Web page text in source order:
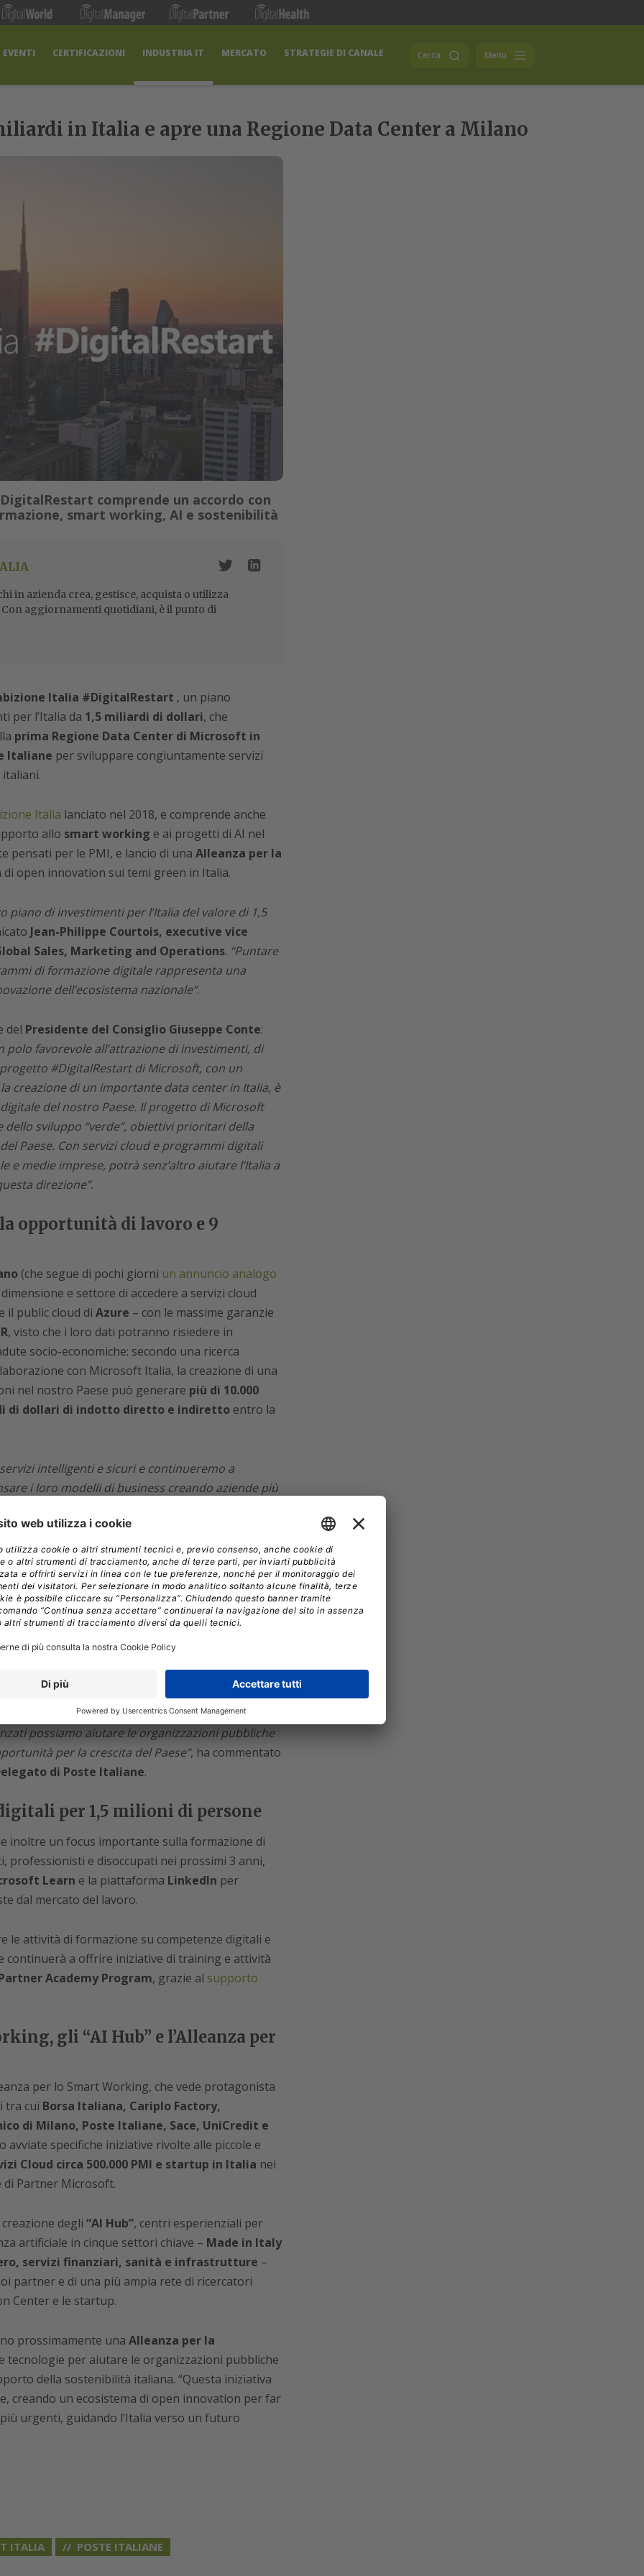
EVENTI CERTIFICAZIONI INDUSTRIA IT MERCATO STRATEGIE DI CANALE Cerca Menu
in Italia e apre una Regione Data Center a Milano
comprende un accordo con
smart working, AI e sostenibilità
in azienda crea, gestisce, acquista o utilizza
aggiornamenti quotidiani, è il punto di
Italia #DigitalRestart , un piano
per l’Italia da 1,5 miliardi di dollari, che
prima Regione Data Center di Microsoft in
Italiane per sviluppare congiuntamente servizi
Italia lanciato nel 2018, e comprende anche
allo smart working e ai progetti di AI nel
pensati per le PMI, e lancio di una Alleanza per la
di open innovation sui temi green in Italia.
piano di investimenti per l’Italia del valore di 1,5
Jean-Philippe Courtois, executive vice
Sales, Marketing and Operations. “Puntare
di formazione digitale rappresenta una
dell’ecosistema nazionale”.
del Presidente del Consiglio Giuseppe Conte:
polo favorevole all’attrazione di investimenti, di
#DigitalRestart di Microsoft, con un
creazione di un importante data center in Italia, è
del nostro Paese. Il progetto di Microsoft
dello sviluppo “verde”, obiettivi prioritari della
Paese. Con servizi cloud e programmi digitali
e medie imprese, potrà senz’altro aiutare l’Italia a
direzione”.
opportunità di lavoro e 9
(che segue di pochi giorni un annuncio analogo
e settore di accedere a servizi cloud
il public cloud di Azure – con le massime garanzie
, visto che i loro dati potranno risiedere in
socio-economiche: secondo una ricerca
con Microsoft Italia, la creazione di una
nel nostro Paese può generare più di 10.000
di dollari di indotto diretto e indirettoentro la
intelligenti e sicuri e continueremo a
i loro modelli di business creando aziende più
piano congiunto per sviluppare una nuova serie
digitali emergenti delle aziende italiane e
digital skilling per i dipendenti di Poste Italiane e
Paese, nonché un’accelerazione del piano di
attraverso le tecnologie Microsoft.
si inserisce nel nostro piano strategico Deliver
possiamo aiutare le organizzazioni pubbliche
per la crescita del Paese”, ha commentato
di Poste Italiane.
per 1,5 milioni di persone
inoltre un focus importante sulla formazione di
professionisti e disoccupati nei prossimi 3 anni,
Learn e la piattaforma LinkedIn per
dal mercato del lavoro.
le attività di formazione su competenze digitali e
continuerà a offrire iniziative di training e attività
Academy Program, grazie al supporto
gli “AI Hub” e l’Alleanza per
per lo Smart Working, che vede protagonista
tra cui Borsa Italiana, Cariplo Factory,
di Milano, Poste Italiane, Sace, UniCredit e
avviate specifiche iniziative rivolte alle piccole e
Cloud circa 500.000 PMI e startup in Italia nei
di Partner Microsoft.
degli “AI Hub”, centri esperienziali per
artificiale in cinque settori chiave – Made in Italy
servizi finanziari, sanità e infrastrutture –
partner e di una più ampia rete di ricercatori
Center e le startup.
prossimamente una Alleanza per la
tecnologie per aiutare le organizzazioni pubbliche
della sostenibilità italiana. “Questa iniziativa
creando un ecosistema di open innovation per far
urgenti, guidando l’Italia verso un futuro
ITALIA POSTE ITALIANE